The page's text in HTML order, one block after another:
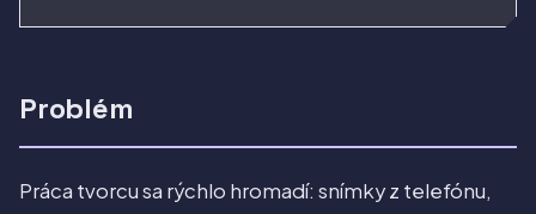
Problém
Práca tvorcu sa rýchlo hromadí: snímky z telefónu,